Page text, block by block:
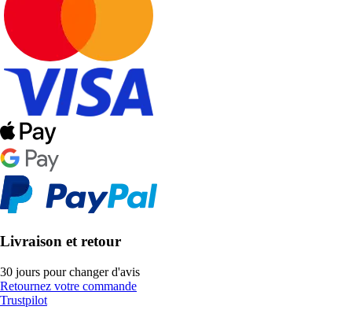
Livraison et retour
30 jours pour changer d'avis
Retournez votre commande
Trustpilot